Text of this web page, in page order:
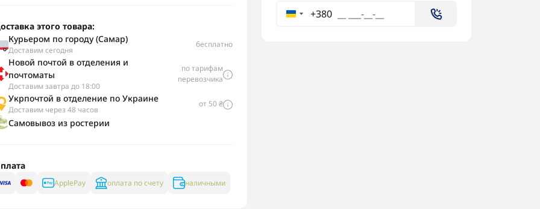
+380
этого товара:
Курьером по городу (Самар)
Доставим сегодня
бесплатно
Новой почтой в отделения и
почтоматы
Доставим завтра до 18:00
по тарифам
перевозчика
Укрпочтой в отделение по Украине
Доставим через 48 часов
от 50 ₴
Самовывоз из ростерии
ApplePay оплата по счету наличными